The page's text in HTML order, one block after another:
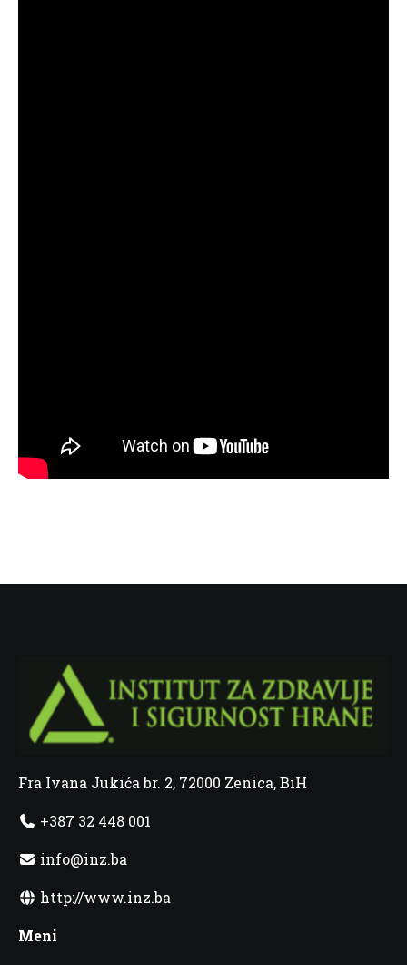
Fra Ivana Jukića br. 2, 72000 Zenica, BiH
+387 32 448 001
info@inz.ba
http://www.inz.ba
Meni